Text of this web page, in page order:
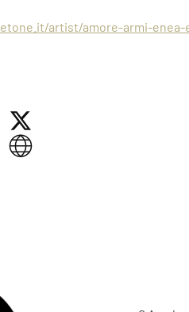
artist/amore-armi-enea-